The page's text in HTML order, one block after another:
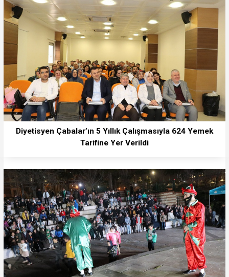
Diyetisyen Çabalar’ın 5 Yıllık Çalışmasıyla 624 Yemek
Tarifine Yer Verildi